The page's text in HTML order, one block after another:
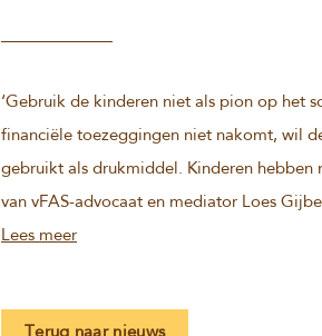
‘Gebruik de kinderen niet als pion op het
financiële toezeggingen niet nakomt, wil
gebruikt als drukmiddel. Kinderen hebben
van vFAS-advocaat en mediator Loes
Lees meer